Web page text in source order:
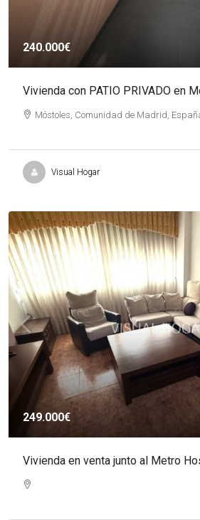
240.000€
Vivienda con PATIO PRIVADO en
Móstoles, Comunidad de Madrid,
Visual Hogar
249.000€
Vivienda en venta junto al Metro